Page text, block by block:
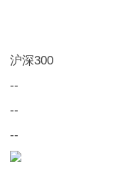
沪深300
--
--
--